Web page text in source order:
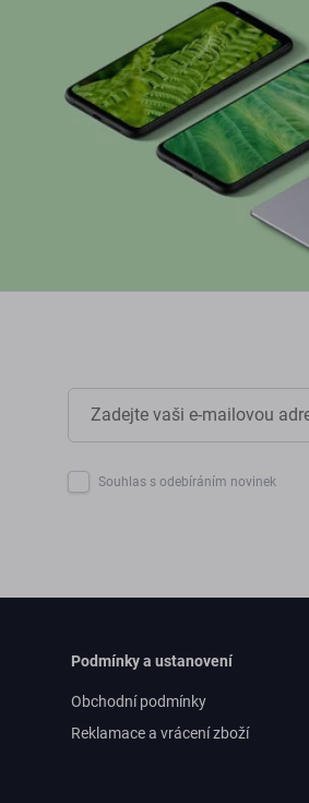
Souhlas s odebíráním novinek
Podmínky a ustanovení
Obchodní podmínky
Reklamace a vrácení zboží